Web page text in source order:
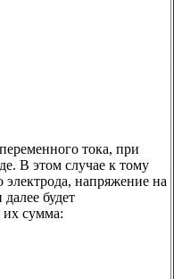
тока, при
В этом случае к тому
электрода, напряжение на
будет
их сумма: